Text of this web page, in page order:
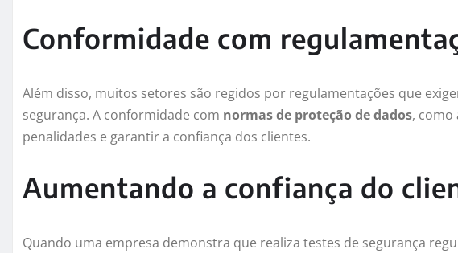
Conformidade com
Além disso, muitos setores são regidos por regulamentações que
segurança. A conformidade com normas de proteção de dados, como
penalidades e garantir a confiança dos clientes.
Aumentando a confiança do
Quando uma empresa demonstra que realiza testes de segurança